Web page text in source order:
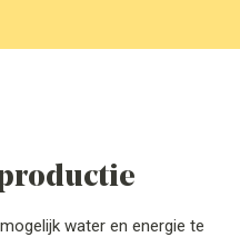
water en energie te